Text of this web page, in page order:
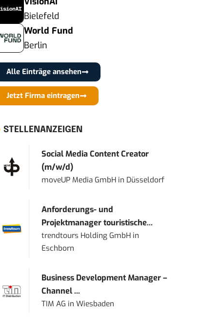
Bielefeld
World Fund
Berlin
Alle Einträge ansehen
Jetzt Firma eintragen
STELLENANZEIGEN
Social Media Content Creator
(m/w/d)
moveUP Media GmbH in Düsseldorf
Anforderungs- und
Projektmanager touristische...
trendtours Holding GmbH in
Eschborn
Business Development Manager –
Channel ...
TIM AG inWiesbaden